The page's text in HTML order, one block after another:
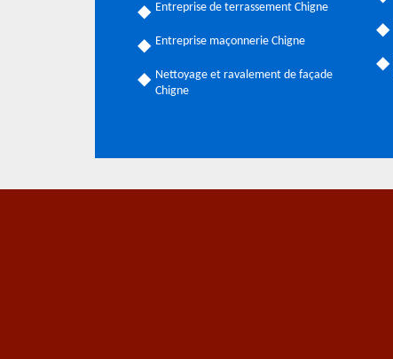
Entreprise de terrassement Chigne
Entreprise maçonnerie Chigne
Nettoyage et ravalement de façade
Chigne